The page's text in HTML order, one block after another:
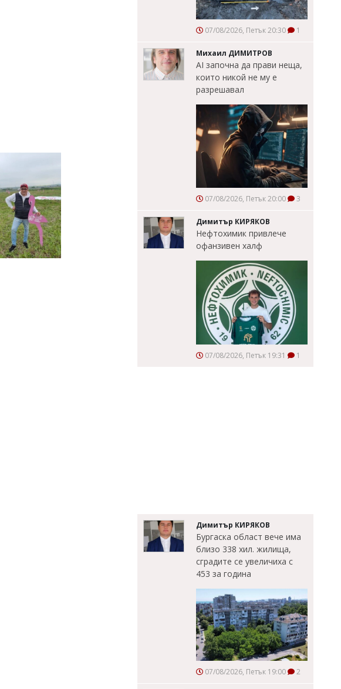
07/08/2026, Петък 20:30 1
Михаил ДИМИТРОВ
AI започна да прави неща,
които никой не му е
разрешавал
07/08/2026, Петък 20:00 3
Димитър КИРЯКОВ
Нефтохимик привлече
офанзивен халф
07/08/2026, Петък 19:31 1
Димитър КИРЯКОВ
Бургаска област вече има
близо 338 хил. жилища,
сградите се увеличиха с
453 за година
07/08/2026, Петък 19:00 2